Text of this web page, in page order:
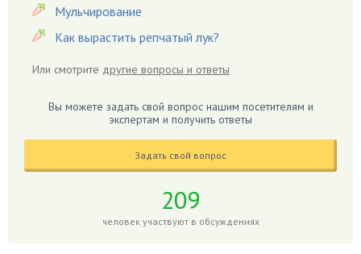
Герань
Гиацинт
Гиппеаструм
Годжи
Голубика
Мульчирование
Как вырастить репчатый лук?
Или смотрите другие вопросы и ответы
Вы можете задать свой вопрос нашим посетителям и
экспертам и получить ответы
Задать свой вопрос
209
человек участвуют в обсуждениях